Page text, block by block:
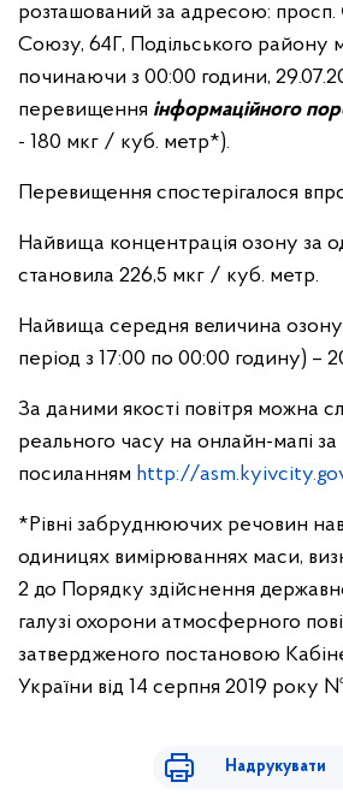
розташований за адресою: просп.
Союзу, 64Г, Подільського району
починаючи з 00:00 години,
перевищення інформаційного
- 180 мкг / куб. метр*).
Перевищення спостерігалося
Найвища концентрація озону за
становила 226,5 мкг / куб. метр.
Найвища середня величина озону
період з 17:00 по 00:00 годину) –
За даними якості повітря можна
реального часу на онлайн-мапі за
посиланням http://
*Рівні забруднюючих речовин
одиницях вимірюваннях маси,
2 до Порядку здійснення
галузі охорони атмосферного
затвердженого постановою
України від 14 серпня 2019 року
Надрукувати